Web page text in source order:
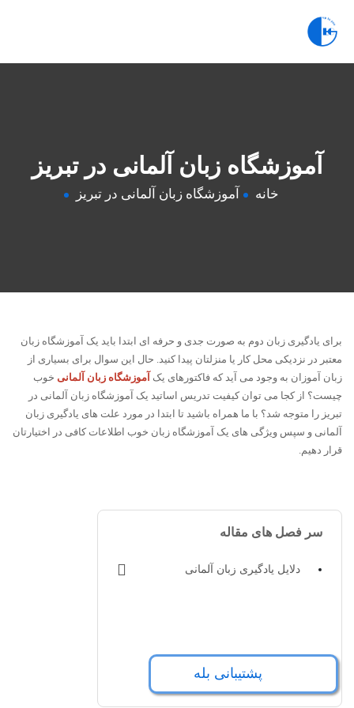
آموزشگاه زبان آلمانی در تبریز
خانه آموزشگاه زبان آلمانی در تبریز
برای یادگیری زبان دوم به صورت جدی و حرفه ای ابتدا باید یک آموزشگاه زبان
معتبر در نزدیکی محل کار یا منزلتان پیدا کنید. حال این سوال برای بسیاری از
زبان آموزان به وجود می آید که فاکتورهای یک آموزشگاه زبان آلمانی خوب
چیست؟ از کجا می توان کیفیت تدریس اساتید یک آموزشگاه زبان آلمانی در
تبریز را متوجه شد؟ با ما همراه باشید تا ابتدا در مورد علت های یادگیری زبان
آلمانی و سپس ویژگی های یک آموزشگاه زبان خوب اطلاعات کافی در اختیارتان
قرار دهیم.
سر فصل های مقاله
دلایل یادگیری زبان آلمانی
پشتیبانی بله